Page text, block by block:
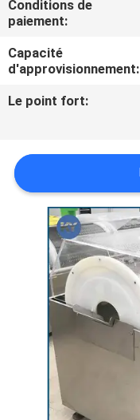
CONTRÔLE
DE
LA
QUALITÉ
NOUVELLES
DEMANDEZ
UN DEVIS
PLAN
PRIVACY
Conditions de
paiement:
Capacité
d'approvisionnement:
Le point fort: